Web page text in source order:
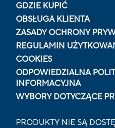
GDZIE KUPIĆ
OBSŁUGA KLIENTA
ZASADY OCHRONY
REGULAMIN
COOKIES
ODPOWIEDZIALNA
INFORMACYJNA
WYBORY DOTYCZĄCE
PRODUKTY NIE SĄ